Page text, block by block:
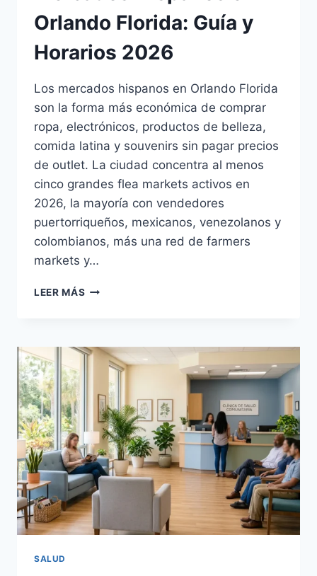
Orlando Florida: Guía y
Horarios 2026
Los mercados hispanos en Orlando Florida
son la forma más económica de comprar
ropa, electrónicos, productos de belleza,
comida latina y souvenirs sin pagar precios
de outlet. La ciudad concentra al menos
cinco grandes flea markets activos en
2026, la mayoría con vendedores
puertorriqueños, mexicanos, venezolanos y
colombianos, más una red de farmers
markets y…
LEER MÁS MERCADOS
FLORIDA:
GUÍA
HORARIOS
2026
SALUD